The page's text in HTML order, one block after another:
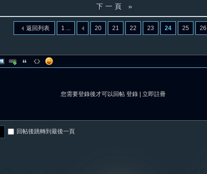
下一頁 »
1 ... 20 21 22 23 24 25 26
返回列表
您需要登錄後才可以回帖 登錄 立即註冊
回帖後跳轉到最後一頁